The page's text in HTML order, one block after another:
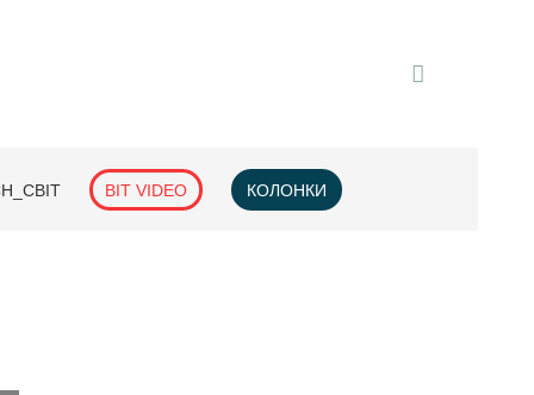
BIT VIDEO КОЛОНКИ